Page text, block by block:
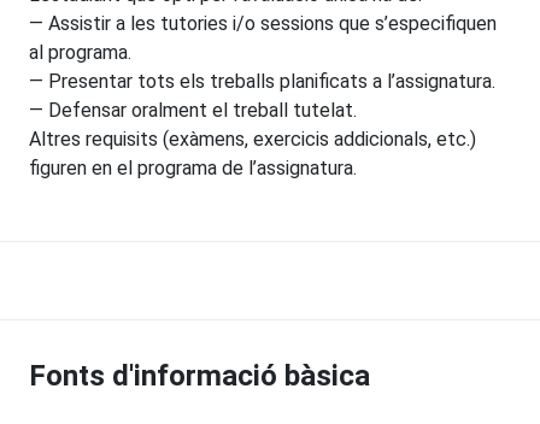
— Assistir a les tutories i/o sessions que s’especifiquen
al programa.
— Presentar tots els treballs planificats a l’assignatura.
— Defensar oralment el treball tutelat.
Altres requisits (exàmens, exercicis addicionals, etc.)
figuren en el programa de l’assignatura.
Fonts d'informació bàsica